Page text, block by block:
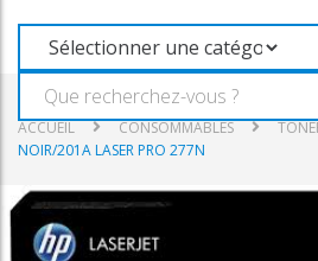
ACCUEIL CONSOMMABLES
NOIR/201A LASER PRO 277N